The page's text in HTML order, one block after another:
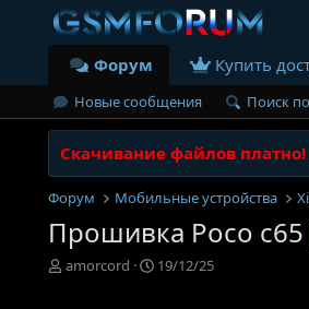
Форум Купить
Новые сообщения Поиск
Скачивание файлов платно!
Форум Мобильные устройства
Прошивка Poco c65
А
amorcord
Д
19/12/25